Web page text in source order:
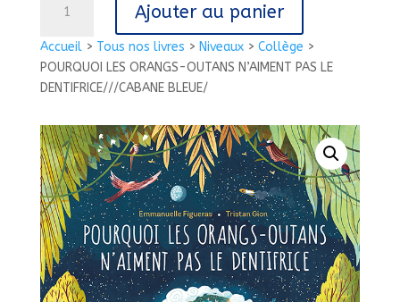
Accueil> Tous nos livres > Niveaux> Collège >
POURQUOI LES ORANGS-OUTANS N’AIMENT PAS LE
DENTIFRICE///CABANE BLEUE/
POURQUOI
LES
ORANGS-
PAS
LE
DENTIFRICE///CABANE
BLEUE/
Ajouter au panier